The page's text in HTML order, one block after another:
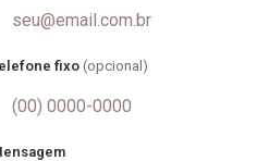
fixo (opcional)